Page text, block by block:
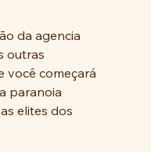
outras
você começará
paranoia
elites dos